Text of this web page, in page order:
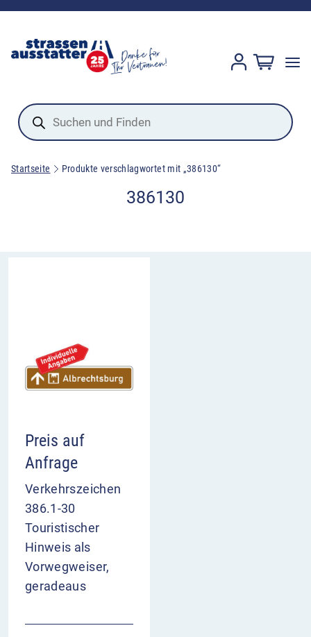
Products
search
Startseite Produkte verschlagwortet mit „386130“
386130
Preis auf
Anfrage
Verkehrszeichen
386.1-30
Touristischer
Hinweis als
Vorwegweiser,
geradeaus